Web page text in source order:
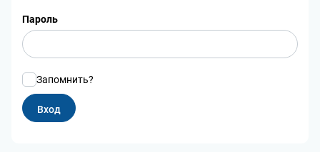
Пароль
Запомнить?